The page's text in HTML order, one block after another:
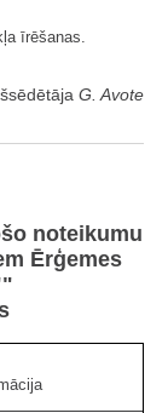
īrēšanas.
G. Avote
noteikumu
Ērģemes